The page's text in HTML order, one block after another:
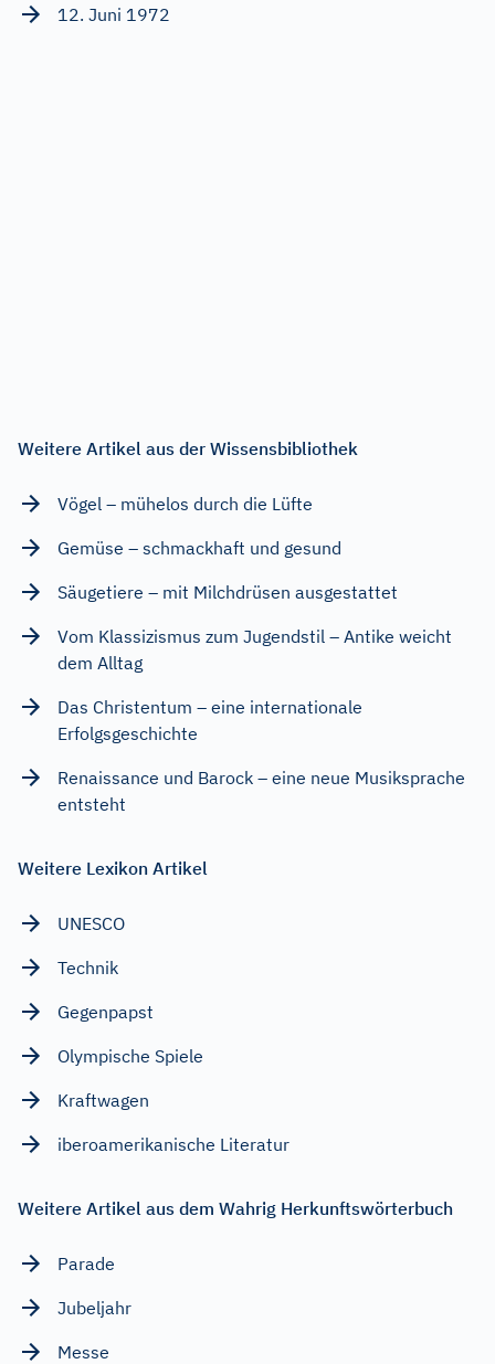
12. Juni 1972
Weitere Artikel aus der Wissensbibliothek
Vögel – mühelos durch die Lüfte
Gemüse – schmackhaft und gesund
Säugetiere – mit Milchdrüsen ausgestattet
Vom Klassizismus zum Jugendstil – Antike weicht
dem Alltag
Das Christentum – eine internationale
Erfolgsgeschichte
Renaissance und Barock – eine neue Musiksprache
entsteht
Weitere Lexikon Artikel
UNESCO
Technik
Gegenpapst
Olympische Spiele
Kraftwagen
iberoamerikanische Literatur
Weitere Artikel aus dem Wahrig Herkunftswörterbuch
Parade
Jubeljahr
Messe